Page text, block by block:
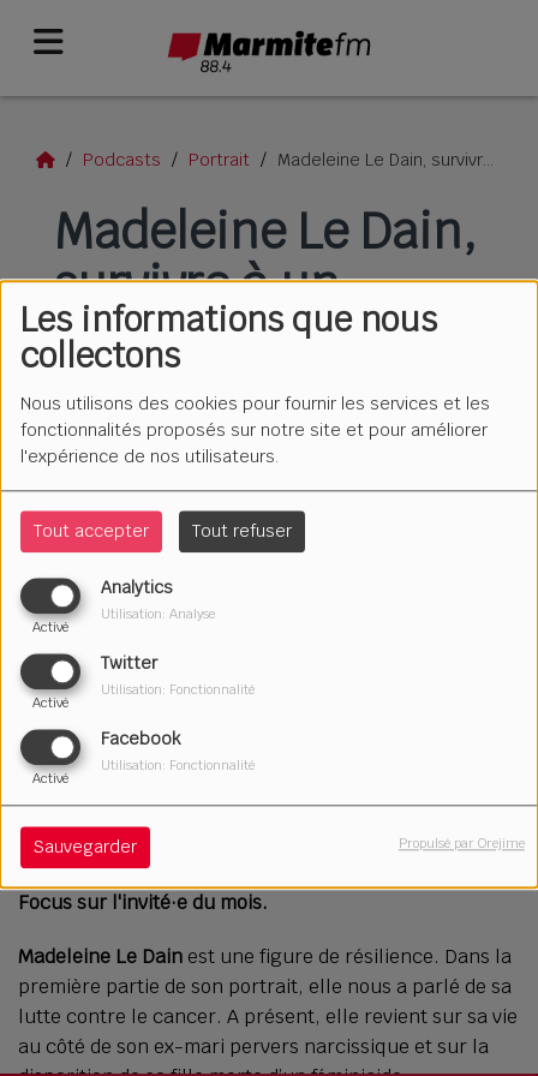
Les informations que nous
collectons
Nous utilisons des cookies pour fournir les services et les
fonctionnalités proposés sur notre site et pour améliorer
l'expérience de nos utilisateurs.
Tout accepter Tout refuser
Analytics
Activé
Utilisation: Analyse
Twitter
Activé
Utilisation: Fonctionnalité
Facebook
Activé
Utilisation: Fonctionnalité
Sauvegarder Propulsé par Orejime
Podcasts Portrait Madeleine Le Dain, survivre à un pervers narcissique
Madeleine Le Dain,
survivre à un
pervers narcissique
09 octobre 2025
Écouter le podcast
Télécharger le podcast
Focus sur l'invité·e du mois.
Madeleine Le Dain est une figure de résilience. Dans la
première partie de son portrait, elle nous a parlé de sa
lutte contre le cancer. A présent, elle revient sur sa vie
au côté de son ex-mari pervers narcissique et sur la